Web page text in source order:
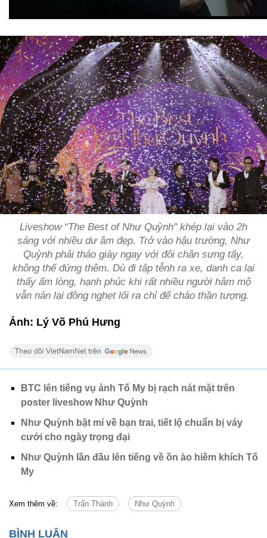
Liveshow “The Best of Như Quỳnh" khép lại vào 2h
sáng với nhiều dư âm đẹp. Trở vào hậu trường, Như
Quỳnh phải tháo giày ngay với đôi chân sưng tấy,
không thể đứng thêm. Dù đi tập tễnh ra xe, danh ca lại
thấy ấm lòng, hạnh phúc khi rất nhiều người hâm mộ
vẫn nán lại đông nghẹt lối ra chỉ để chào thần tượng.
Ảnh: Lý Võ Phú Hưng
BTC lên tiếng vụ ảnh Tố My bị rạch nát mặt trên
poster liveshow Như Quỳnh
Như Quỳnh bật mí về bạn trai, tiết lộ chuẩn bị váy
cưới cho ngày trọng đại
Như Quỳnh lần đầu lên tiếng về ồn ào hiềm khích Tố
My
Xem thêm về: Trấn Thành Như Quỳnh